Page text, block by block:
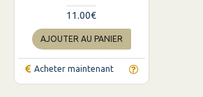
11.00€
AJOUTER AU PANIER
Acheter maintenant